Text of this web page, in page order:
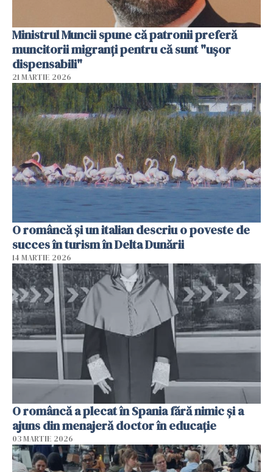
Ministrul Muncii spune că patronii preferă
muncitorii migranți pentru că sunt "uşor
dispensabili"
21 MARTIE 2026
O româncă și un italian descriu o poveste de
succes în turism în Delta Dunării
14 MARTIE 2026
O româncă a plecat în Spania fără nimic și a
ajuns din menajeră doctor în educație
03 MARTIE 2026